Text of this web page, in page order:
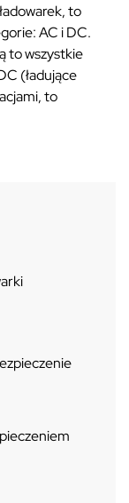
to
AC i DC.
to wszystkie
(ładujące
to